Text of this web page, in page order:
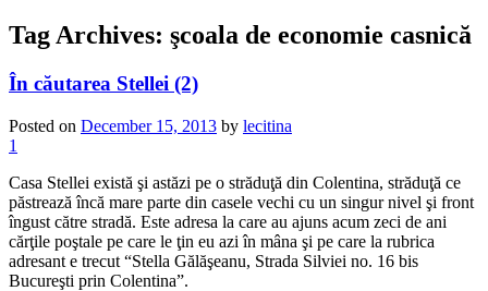
Tag Archives: şcoala de economie casnică
În căutarea Stellei (2)
Posted on December 15, 2013 by lecitina
1
Casa Stellei există şi astăzi pe o străduţă din Colentina, străduţă ce
păstrează încă mare parte din casele vechi cu un singur nivel şi front
îngust către stradă. Este adresa la care au ajuns acum zeci de ani
cărţile poştale pe care le ţin eu azi în mâna şi pe care la rubrica
adresant e trecut “Stella Gălăşeanu, Strada Silviei no. 16 bis
Bucureşti prin Colentina”.